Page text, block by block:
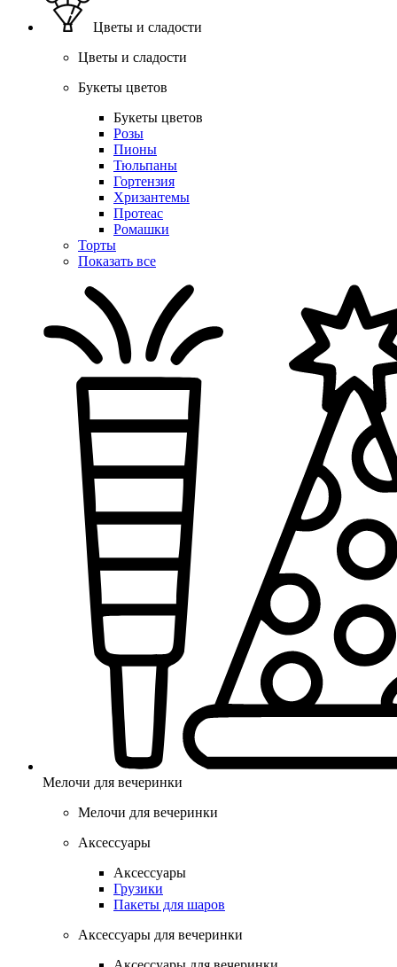
Цветы и сладости
Цветы и сладости
Букеты цветов
Букеты цветов
Розы
Пионы
Тюльпаны
Гортензия
Хризантемы
Протеас
Ромашки
Торты
Показать все
Мелочи для вечеринки
Мелочи для вечеринки
Аксессуары
Аксессуары
Грузики
Пакеты для шаров
Аксессуары для вечеринки